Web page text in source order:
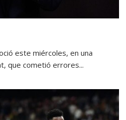
este miércoles, en una
que cometió errores...